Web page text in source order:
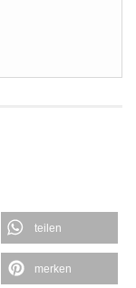
teilen
merken